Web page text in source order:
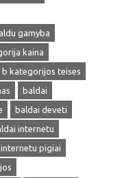
gamyba
kaina
b kategorijos teises
baldai
baldai deveti
internetu
pigiai